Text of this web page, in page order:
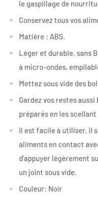
le gaspillage de
Conservez tous vos
Matière : ABS.
Léger et durable, sans
à micro-ondes,
Mettez sous vide des
Gardez vos restes aussi
préparés en les scellant
Il est facile à utiliser, il
aliments en contact
d'appuyer légèrement
un joint sous vide.
Couleur: Noir